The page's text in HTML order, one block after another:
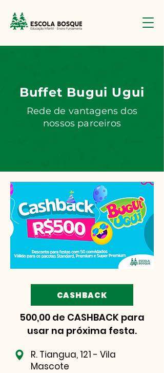
Buffet Bugui Ugui
Rede de vantagens dos
nossos parceiros
CASHBACK
500,00 de CASHBACK para
usar na próxima festa.
R. Tiangua, 121 - Vila
Mascote